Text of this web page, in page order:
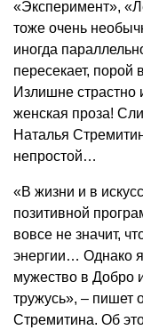
«Эксперимент»,
тоже очень
иногда
пересекает,
Излишне страстно
женская проза!
Наталья
непростой…
«В жизни и в
позитивной
вовсе не значит,
энергии… Однако
мужество в Добро
тружусь», – пишет
Стремитина. Об